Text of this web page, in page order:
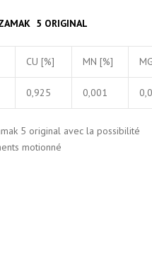
5 ORIGINAL
CU [%] MN [%]
0,925 0,001
5 original avec la possibilité
motionné